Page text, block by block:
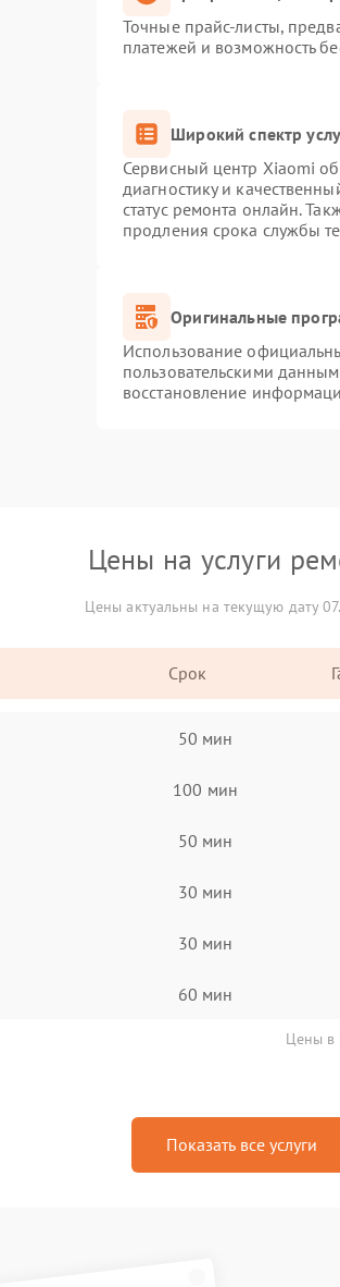
Точные прайс-листы,
платежей и возможность
Широкий спектр
Сервисный центр Xiaomi
диагностику и
статус ремонта онлайн.
продления срока службы
Оригинальные
Использование
пользовательскими
восстановление
Цены на услуги
Цены актуальны на текущую дату
Срок
50 мин
100 мин
50 мин
30 мин
30 мин
60 мин
Цены в
Показать все услуги